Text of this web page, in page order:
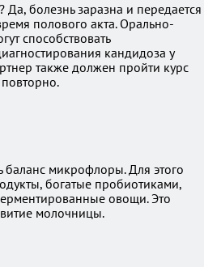
болезнь заразна и передается
полового акта. Орально-
способствовать
кандидоза у
также должен пройти курс
баланс микрофлоры. Для этого
богатые пробиотиками,
овощи. Это
молочницы.